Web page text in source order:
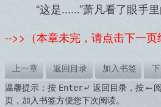
“这是......”萧凡看了眼手里
-->>（本章未完，请点击下一页
上一章 返回目录 加入书签
温馨提示：按 Enter⤶ 返回目录，按⟵
页，加入书签方便您下次阅读。